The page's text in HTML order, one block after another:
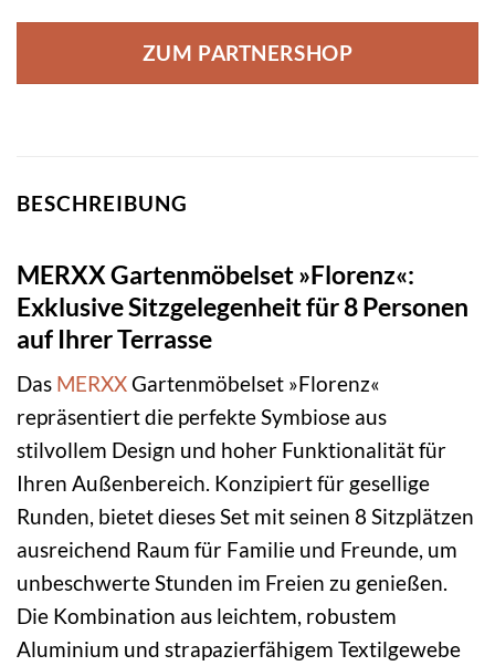
ZUM PARTNERSHOP
BESCHREIBUNG
MERXX Gartenmöbelset »Florenz«:
Exklusive Sitzgelegenheit für 8 Personen
auf Ihrer Terrasse
Das MERXXGartenmöbelset »Florenz«
repräsentiert die perfekte Symbiose aus
stilvollem Design und hoher Funktionalität für
Ihren Außenbereich. Konzipiert für gesellige
Runden, bietet dieses Set mit seinen 8 Sitzplätzen
ausreichend Raum für Familie und Freunde, um
unbeschwerte Stunden im Freien zu genießen.
Die Kombination aus leichtem, robustem
Aluminium und strapazierfähigem Textilgewebe